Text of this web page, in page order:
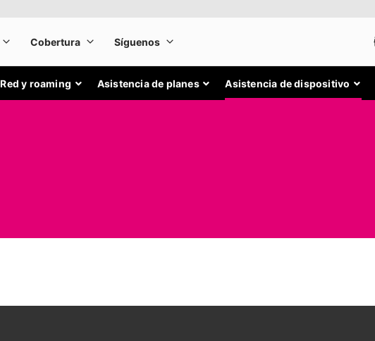
Red y roaming Asistencia de planes Asistencia de dispositivo